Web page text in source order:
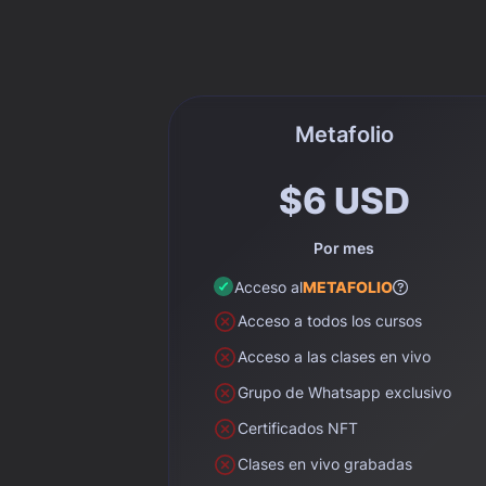
Metafolio
$6 USD
Por mes
Acceso alMETAFOLIO
Acceso a todos los cursos
Acceso a las clases en vivo
Grupo de Whatsapp exclusivo
Certificados NFT
Clases en vivo grabadas